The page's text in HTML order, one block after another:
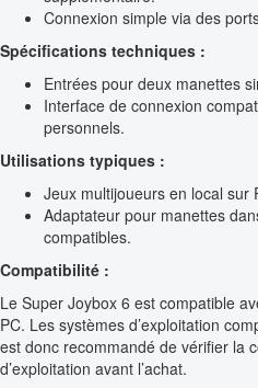
Connexion simple via des
Spécifications techniques :
Entrées pour deux manettes
Interface de connexion
personnels.
Utilisations typiques :
Jeux multijoueurs en local sur
Adaptateur pour manettes
compatibles.
Compatibilité :
Le Super Joybox 6 est compatible
PC. Les systèmes d’exploitation
est donc recommandé de vérifier la
d’exploitation avant l’achat.